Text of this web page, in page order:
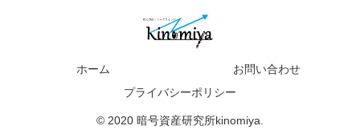
ホーム
お問い合わせ
プライバシーポリシー
© 2020 暗号資産研究所kinomiya.